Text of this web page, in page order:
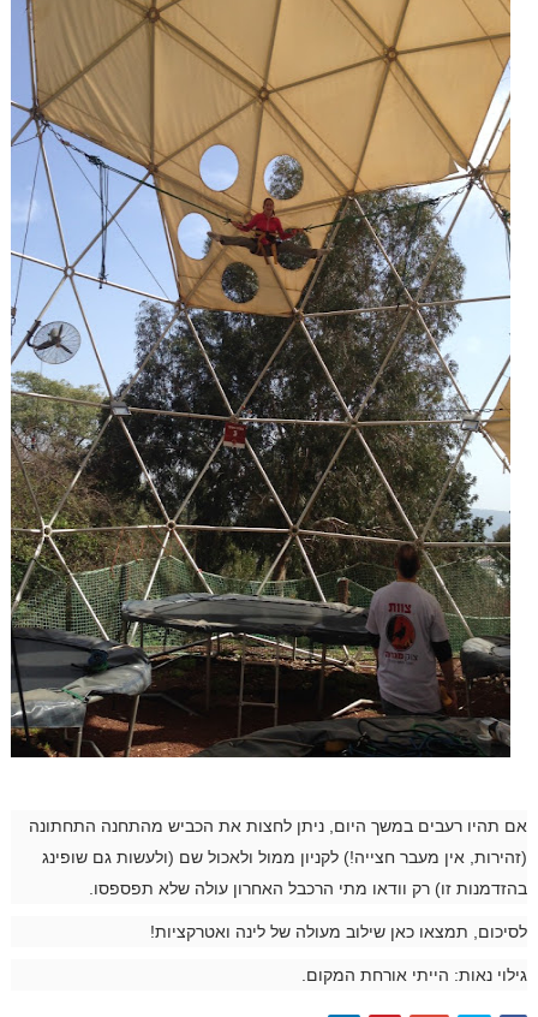
אם תהיו רעבים במשך היום, ניתן לחצות את הכביש מהתחנה התחתונה
(זהירות, אין מעבר חצייה!) לקניון ממול ולאכול שם (ולעשות גם שופינג
בהזדמנות זו) רק וודאו מתי הרכבל האחרון עולה שלא תפספסו.
לסיכום, תמצאו כאן שילוב מעולה של לינה ואטרקציות!
גילוי נאות: הייתי אורחת המקום.